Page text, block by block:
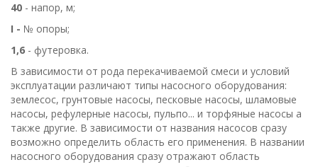
40 - напор, м;
І - № опоры;
1,6 - футеровка.
В зависимости от рода перекачиваемой смеси и условий
эксплуатации различают типы насосного оборудования:
землесос, грунтовые насосы, песковые насосы, шламовые
насосы, рефулерные насосы, пульпо... и торфяные насосы а
также другие. В зависимости от названия насосов сразу
возможно определить область его применения. В названии
насосного оборудования сразу отражают область